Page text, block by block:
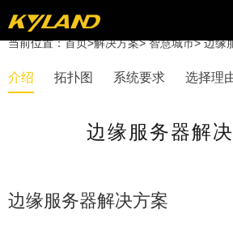
当前位置：首页>解决方案>智慧城市>边缘
介绍 拓扑图 系统要求 选择理
边缘服务器解
边缘服务器解决方案